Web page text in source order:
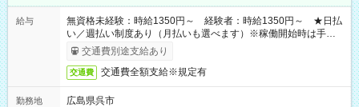
給与
無資格未経験：時給1350円～ 経験者：時給1350円～ ★日払
い／週払い制度あり（月払いも選べます）※稼働開始時は手続き
完了次第のお支払いとなります。
交通費別途支給あり
交通費 交通費全額支給※規定有
勤務地
広島県呉市